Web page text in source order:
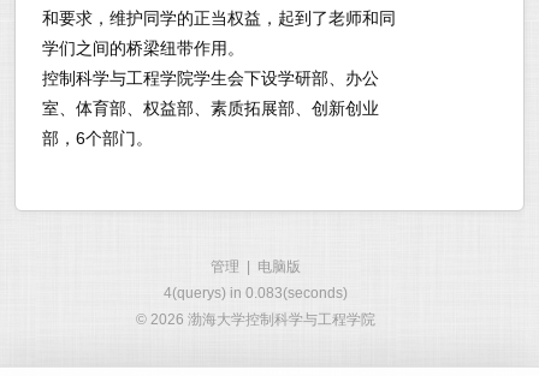
自动化类人才培养的摇篮
欢迎走进渤海大学控制科学与工程学院
渤海大学控制科学与工程学院
和要求，维护同学的正当权益，起到了老师和同
学们之间的桥梁纽带作用。
控制科学与工程学院学生会下设学研部、办公
室、体育部、权益部、素质拓展部、创新创业
部，6个部门。
管理
电脑版
4(querys) in 0.083(seconds)
©2026 渤海大学控制科学与工程学院